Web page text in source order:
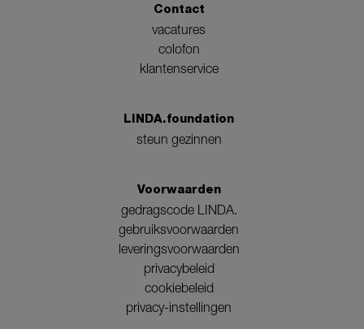
Contact
vacatures
colofon
klantenservice
LINDA.foundation
steun gezinnen
Voorwaarden
gedragscode LINDA.
gebruiksvoorwaarden
leveringsvoorwaarden
privacybeleid
cookiebeleid
privacy-instellingen